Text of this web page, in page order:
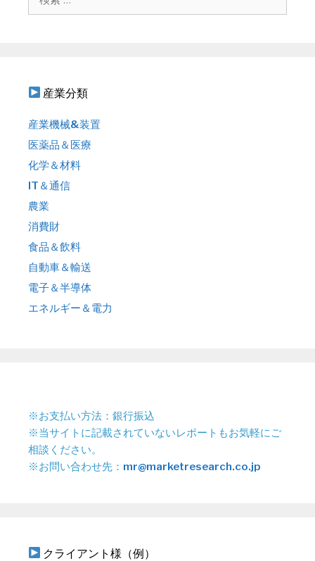
産業分類
産業機械&装置
医薬品＆医療
化学＆材料
IT＆通信
農業
消費財
食品＆飲料
自動車＆輸送
電子＆半導体
エネルギー＆電力
※お支払い方法：銀行振込
※当サイトに記載されていないレポートもお気軽にご
相談ください。
※お問い合わせ先： mr@marketresearch.co.jp
クライアント様（例）